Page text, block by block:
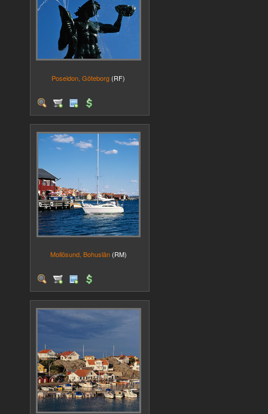
Poseidon, Göteborg (RF)
Mollösund, Bohuslän (RM)